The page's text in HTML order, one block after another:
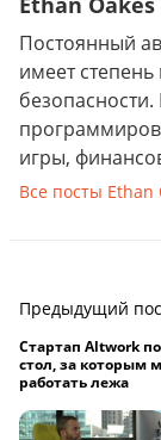
Постоянный
имеет
игры,
Все посты Ethan
Предыдущий
Стартап Altwork
стол, за которым
работать лежа